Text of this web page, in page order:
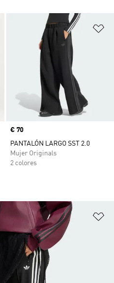
Añadir a la lista de deseos
Precio
€ 70
PANTALÓN LARGO SST 2.0
Mujer Originals
2 colores